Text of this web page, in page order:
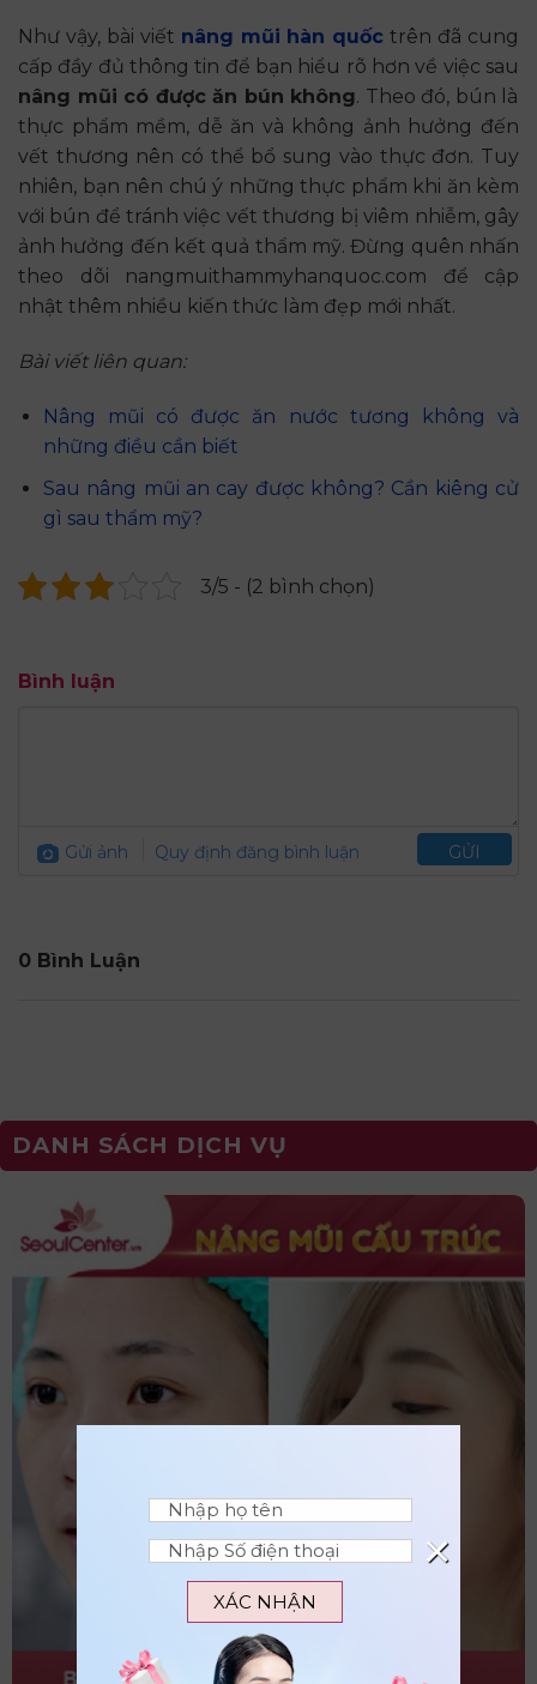
Như vậy, bài viết nâng mũi hàn quốc trên đã cung
cấp đầy đủ thông tin để bạn hiểu rõ hơn về việc sau
nâng mũi có được ăn bún không. Theo đó, bún là
thực phẩm mềm, dễ ăn và không ảnh hưởng đến
vết thương nên có thể bổ sung vào thực đơn. Tuy
nhiên, bạn nên chú ý những thực phẩm khi ăn kèm
với bún để tránh việc vết thương bị viêm nhiễm, gây
ảnh hưởng đến kết quả thẩm mỹ. Đừng quên nhấn
theo dõi nangmuithammyhanquoc.com để cập
nhật thêm nhiều kiến thức làm đẹp mới nhất.
Bài viết liên quan:
Nâng mũi có được ăn nước tương không và
những điều cần biết
Sau nâng mũi an cay được không? Cần kiêng cử
gì sau thẩm mỹ?
3/5 - (2 bình chọn)
Bình luận
Gửi ảnh Quy định đăng bình luận GỬI
0 Bình Luận
DANH SÁCH DỊCH VỤ
XÁC NHẬN
×